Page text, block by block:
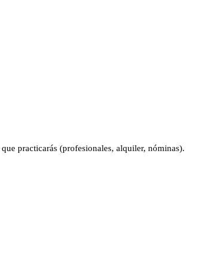
que practicarás (profesionales, alquiler, nóminas).